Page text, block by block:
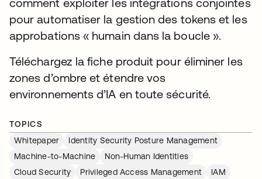
pour automatiser la gestion des tokens et les
approbations « humain dans la boucle ».
Téléchargez la fiche produit pour éliminer les
zones d’ombre et étendre vos
environnements d’IA en toute sécurité.
TOPICS
Whitepaper
Identity Security Posture Management
Machine-to-Machine
Non-Human Identities
Cloud Security
Privileged Access Management
IAM